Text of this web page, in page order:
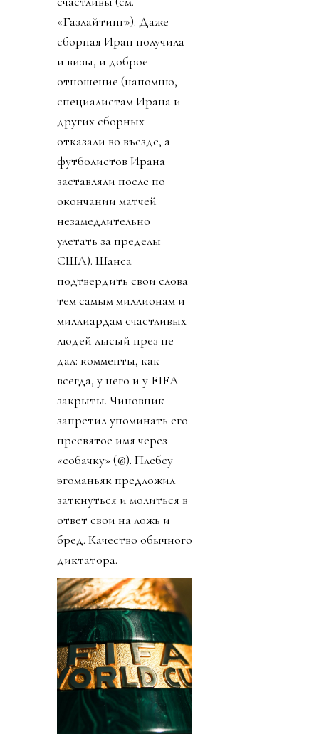
«Газлайтинг»). Даже
сборная Иран получила
и визы, и доброе
отношение (напомню,
специалистам Ирана и
других сборных
отказали во въезде, а
футболистов Ирана
заставляли после по
окончании матчей
незамедлительно
улетать за пределы
США). Шанса
подтвердить свои слова
тем самым миллионам и
миллиардам счастливых
людей лысый през не
дал: комменты, как
всегда, у него и у FIFA
закрыты. Чиновник
запретил упоминать его
пресвятое имя через
«собачку» (@). Плебсу
эгоманьяк предложил
заткнуться и молиться в
ответ свои на ложь и
бред. Качество обычного
диктатора.